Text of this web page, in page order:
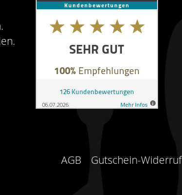
AGB Gutschein-Widerruf